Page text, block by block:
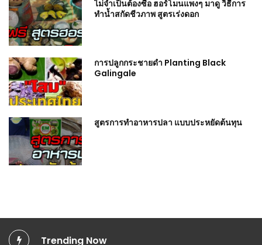
ไม่จำเป็นต้องซื้อ ฮอร์โมนแพงๆ มาดู วิธีการ
ทำน้ำสกัดชีวภาพ สูตรเร่งดอก
การปลูกกระชายดำ Planting Black
Galingale
สูตรการทำอาหารปลา แบบประหยัดต้นทุน
Trending Now